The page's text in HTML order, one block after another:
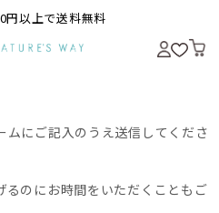
円以上で送料無料
ムにご記入のうえ送信してくださ
るのにお時間をいただくこともご